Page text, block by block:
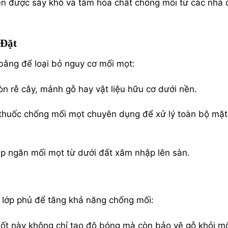
được sấy khô và tẩm hóa chất chống mối từ các nhà
để loại bỏ nguy cơ mối mọt:
rễ cây, mảnh gỗ hay vật liệu hữu cơ dưới nền.
chống mối mọt chuyên dụng để xử lý toàn bộ mặt
ngăn mối mọt từ dưới đất xâm nhập lên sàn.
phủ để tăng khả năng chống mối:
này không chỉ tạo độ bóng mà còn bảo vệ gỗ khỏi